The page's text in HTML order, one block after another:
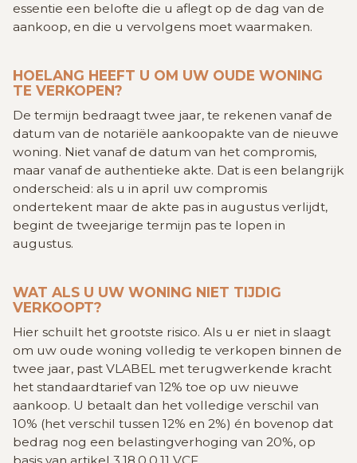
essentie een belofte die u aflegt op de dag van de
aankoop, en die u vervolgens moet waarmaken.
HOELANG HEEFT U OM UW OUDE WONING
TE VERKOPEN?
De termijn bedraagt twee jaar, te rekenen vanaf de
datum van de notariële aankoopakte van de nieuwe
woning. Niet vanaf de datum van het compromis,
maar vanaf de authentieke akte. Dat is een belangrijk
onderscheid: als u in april uw compromis
ondertekent maar de akte pas in augustus verlijdt,
begint de tweejarige termijn pas te lopen in
augustus.
WAT ALS U UW WONING NIET TIJDIG
VERKOOPT?
Hier schuilt het grootste risico. Als u er niet in slaagt
om uw oude woning volledig te verkopen binnen de
twee jaar, past VLABEL met terugwerkende kracht
het standaardtarief van 12% toe op uw nieuwe
aankoop. U betaalt dan het volledige verschil van
10% (het verschil tussen 12% en 2%) én bovenop dat
bedrag nog een belastingverhoging van 20%, op